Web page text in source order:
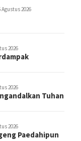
Agustus 2026
2026
2026
Tuhan
2026
Paedahipun